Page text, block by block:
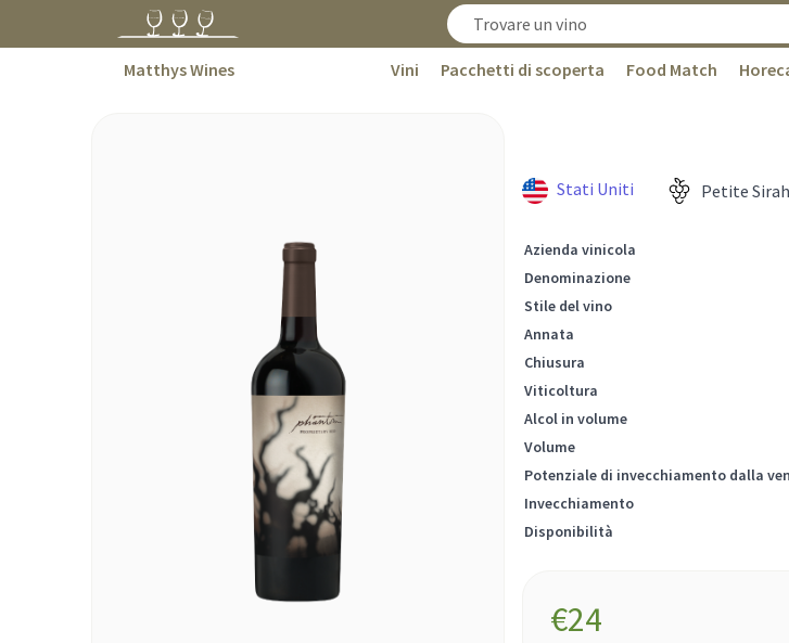
Matthys Wines Vini Pacchetti di scoperta Food Match
Stati Uniti Petite
Azienda vinicola
Denominazione
Stile del vino
Annata
Chiusura
Viticoltura
Alcol in volume
Volume
Potenziale di invecchiamento dalla
Invecchiamento
Disponibilità
€24